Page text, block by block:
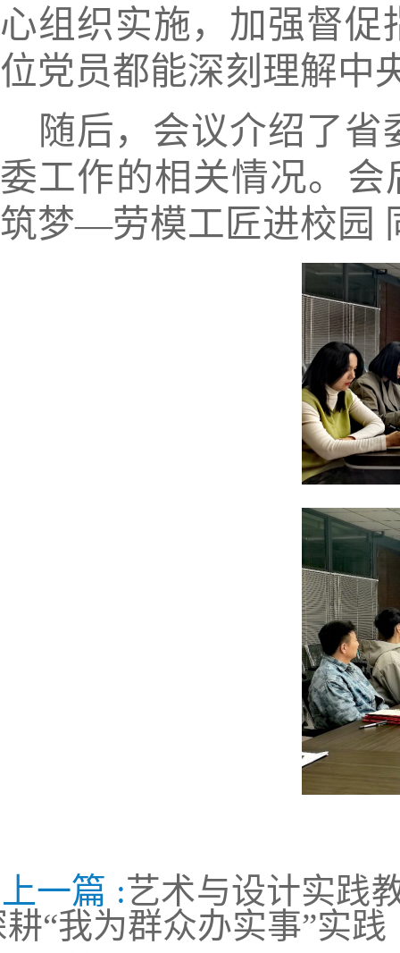
心组织实施，加强督
位党员都能深刻理解中
随后， 会议介绍了省
委工作的相关情况。
筑梦—劳模工匠进校园
上一篇 :艺术与设计实践
“我为群众办实事”实践